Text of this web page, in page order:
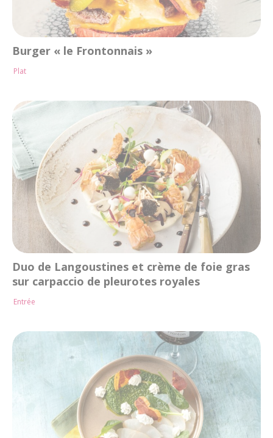
Burger « le Frontonnais »
Plat
Duo de Langoustines et crème de foie gras
sur carpaccio de pleurotes royales
Entrée